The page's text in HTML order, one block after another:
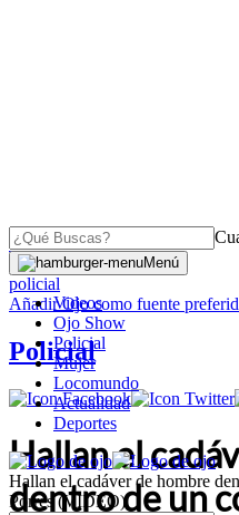
Menú
Videos
Ojo Show
Policial
Mujer
Locomundo
Actualidad
Deportes
Hallan el cadáver de hombre
Porres (VIDEO)
OJO
policial
AñadirOjocomo fuente
Policial
Hallan el
dentro de un